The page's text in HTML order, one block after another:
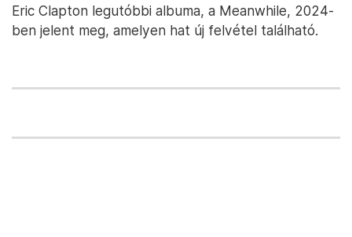
Eric Clapton legutóbbi albuma, a Meanwhile, 2024-
ben jelent meg, amelyen hat új felvétel található.